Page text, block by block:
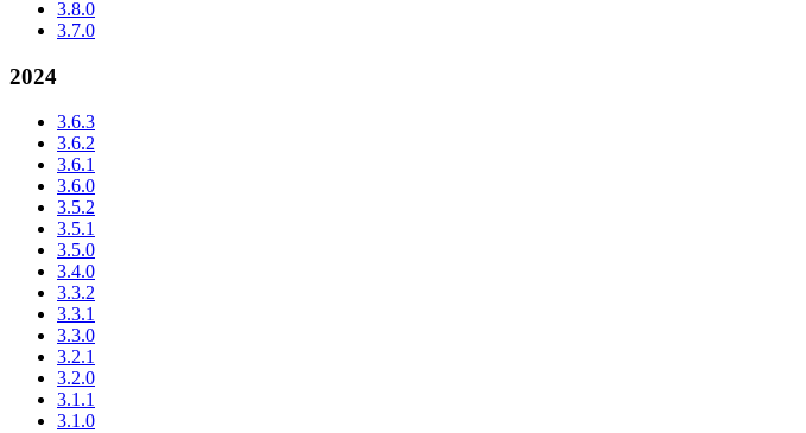
3.8.0
3.7.0
2024
3.6.3
3.6.2
3.6.1
3.6.0
3.5.2
3.5.1
3.5.0
3.4.0
3.3.2
3.3.1
3.3.0
3.2.1
3.2.0
3.1.1
3.1.0